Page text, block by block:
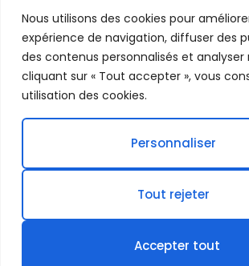
Nous utilisons des cookies pour
expérience de navigation, diffuser des
des contenus personnalisés et analyser
cliquant sur « Tout accepter », vous
utilisation des cookies.
Personnaliser
Tout rejeter
Accepter tout
Mentions Légales
Plan du Site